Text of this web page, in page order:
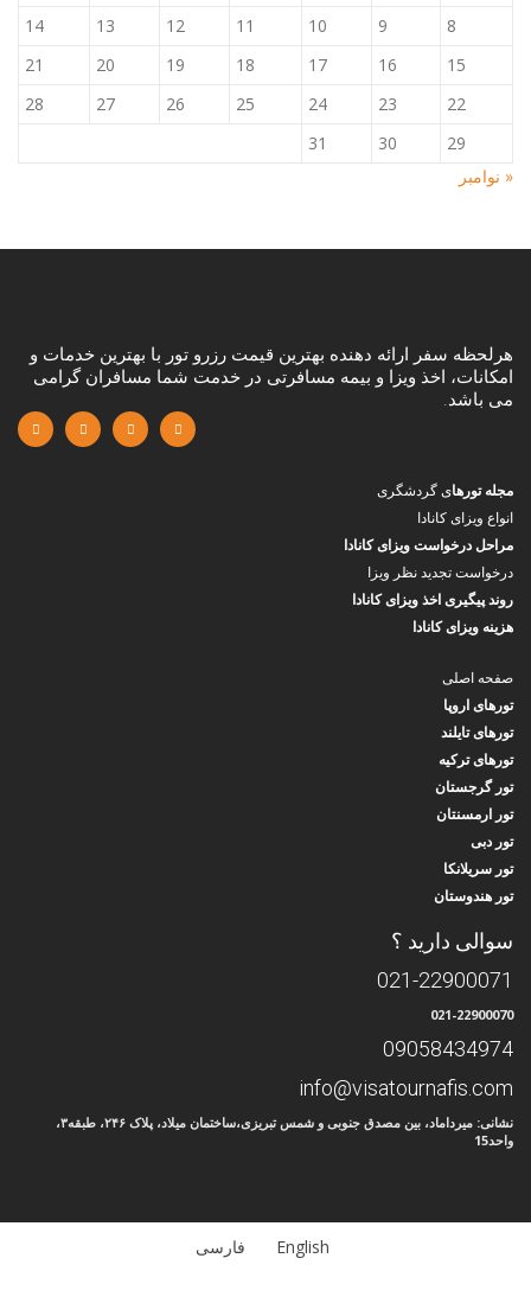
8
9
10
11
12
13
14
15
16
17
18
19
20
21
22
23
24
25
26
27
28
29
30
31
« نوامبر
هرلحظه سفر ارائه دهنده بهترین قیمت رزرو تور با بهترین خدمات و
امکانات، اخذ ویزا و بیمه مسافرتی در خدمت شما مسافران گرامی
می باشد.
مجله تورهای گردشگری
انواع ویزای کانادا
مراحل درخواست ویزای کانادا
درخواست تجدید نظر ویزا
روند پیگیری اخذ ویزای کانادا
هزینه ویزای کانادا
صفحه اصلی
تورهای اروپا
تورهای تایلند
تورهای ترکیه
تور گرجستان
تور ارمسنتان
تور دبی
تور سریلانکا
تور هندوستان
سوالی دارید ؟
021-22900071
021-22900070
09058434974
info@visatournafis.com
نشانی: میرداماد، بین مصدق جنوبی و شمس تبریزی،ساختمان میلاد، پلاک ۲۴۶، طبقه۳،
واحد15
English فارسی